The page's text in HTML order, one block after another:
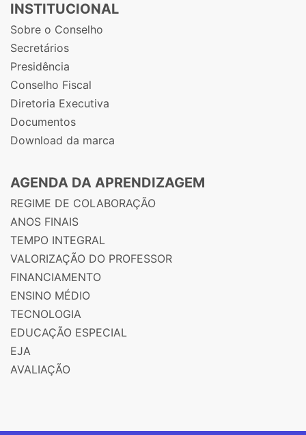
INSTITUCIONAL
Sobre o Conselho
Secretários
Presidência
Conselho Fiscal
Diretoria Executiva
Documentos
Download da marca
AGENDA DA APRENDIZAGEM
REGIME DE COLABORAÇÃO
ANOS FINAIS
TEMPO INTEGRAL
VALORIZAÇÃO DO PROFESSOR
FINANCIAMENTO
ENSINO MÉDIO
TECNOLOGIA
EDUCAÇÃO ESPECIAL
EJA
AVALIAÇÃO